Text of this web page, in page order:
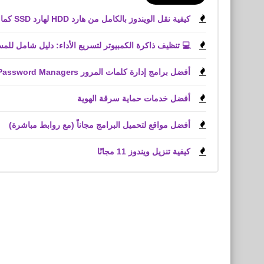
كيفية نقل الويندوز بالكامل من هارد HDD لهارد SSD كما هو بدون فقد أي ملفات
💻 تنظيف ذاكرة الكمبيوتر لتسريع الأداء: دليل شامل
أفضل برامج إدارة كلمات المرور Best Password Managers
أفضل خدمات حماية سرقة الهوية
أفضل مواقع لتحميل البرامج مجاناً (مع روابط مباشرة)
كيفية تنزيل ويندوز 11 مجانًا